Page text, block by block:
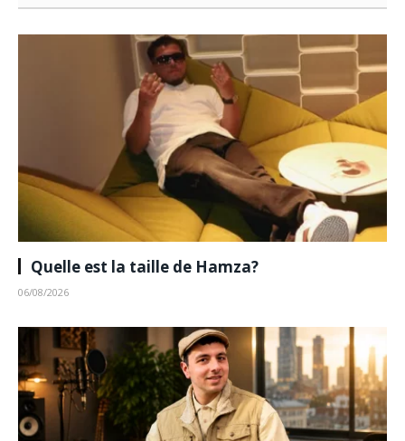
Quelle est la taille de Hamza?
06/08/2026